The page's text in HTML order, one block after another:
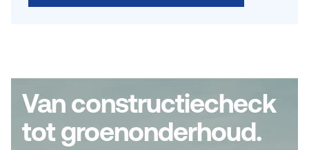
Van constructiecheck
tot groenonderhoud.